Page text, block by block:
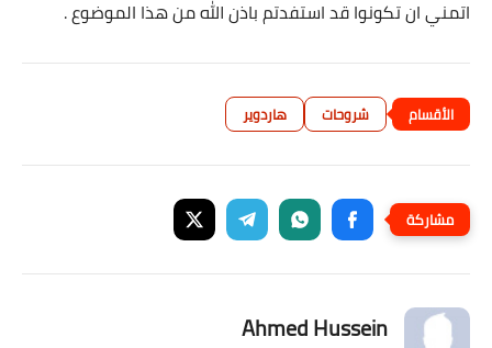
اتمني ان تكونوا قد استفدتم باذن الله من هذا الموضوع .
شروحات هاردوير
Ahmed Hussein